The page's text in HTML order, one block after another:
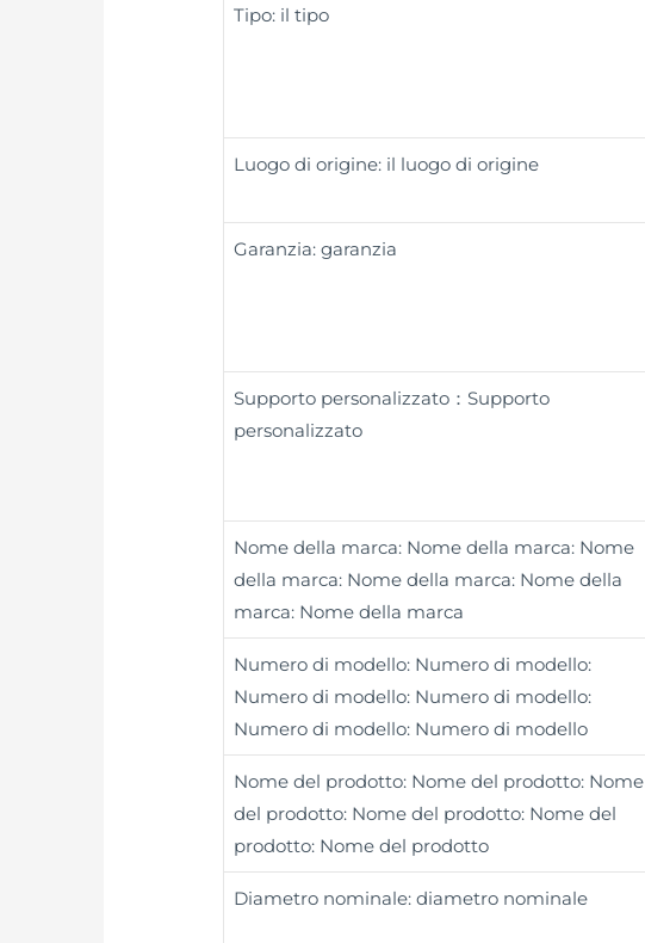
Tipo: il tipo
Luogo di origine: il luogo di origine
Garanzia: garanzia
Supporto personalizzato：Supporto
personalizzato
Nome della marca: Nome della marca: Nome
della marca: Nome della marca: Nome della
marca: Nome della marca
Numero di modello: Numero di modello:
Numero di modello: Numero di modello:
Numero di modello: Numero di modello
Nome del prodotto: Nome del prodotto: Nome
del prodotto: Nome del prodotto: Nome del
prodotto: Nome del prodotto
Diametro nominale: diametro nominale